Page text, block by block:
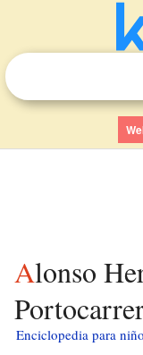
Alonso Hernández
Enciclopedia para